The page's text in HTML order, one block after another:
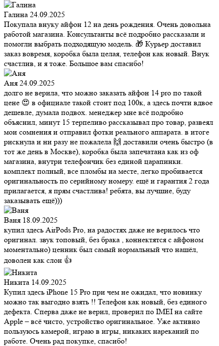
Галина 24.09.2025
Покупала внуку айфон 12 на день рождения. Очень довольна
работой магазина. Консультанты всё подробно рассказали и
помогли выбрать подходящую модель. 🎁 Курьер доставил
заказ вовремя, коробка была целая, телефон как новый. Внук
счастлив, и я тоже. Большое вам спасибо!
Аня 24.09.2025
долго не верила, что можно заказать айфон 14 pro по такой
цене 😍 в официале такой стоит под 100к, а здесь почти вдвое
дешевле, думала подвох. менеджер мне всё подробно
объяснил, минут 15 терпеливо рассказывал про товар, развеял
мои сомнения и отправил фотки реального аппарата. в итоге
рискнула и ни разу не пожалела 🙌 доставили очень быстро (в
тот же день в Москве), коробка была запечатана как из оф
магазина, внутри телефончик без единой царапинки.
комплект полный, все пломбы на месте, легко пробивается
оригинальность по серийному номеру. ещё и гарантия 2 года
прилагается, я прям счастлива! ребята, вы лучшие, буду
заказывать ещё)))
Ваня 18.09.2025
купил здесь AirPods Pro, на радостях даже не верилось что
оригинал. звук топовый, без брака , коннектятся с айфоном
моментально) ценник был самый нормальный что нашёл,
доволен как слон 👍
Никита 14.09.2025
Купил здесь iPhone 15 Pro при чем не ожидал, что новинку
можно так выгодно взять !! Телефон как новый, без единого
дефекта. Сперва даже не верил, проверил по IMEI на сайте
Apple – всё чисто, устройство оригинальное. Уже активно
пользуюсь камерой, играю в игры, никаких нареканий по
работе. Очень рад покупке, спасибо!